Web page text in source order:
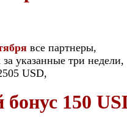
все партнеры,
указанные три недели,
USD,
150